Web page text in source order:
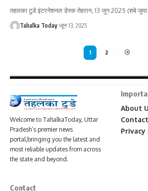
तहलका टुडे इंटरनेशनल डेस्क तेहरान, 13 जून 2025 (शबे
Tahalka Today जून 13, 2025
1 2
Welcome to TahalkaToday, Uttar
Pradesh’s premier news
portal,bringing you the latest and
most reliable updates from across
the state and beyond.
About
Privacy
Contact